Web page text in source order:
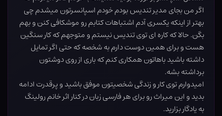
اگر من بجای مدیر تندیس بودم خودم اسپانسرتون میشدم چی
بهتر از اینکه یکسری آدم اشتباهات کتابم رو موشکافی کنن و بهم
بگن. حالا که کاره ای توی تندیس نیستم و متوجهم که کار سنگین
هست و برای همین دوست دارم به شخصه که حتی اگر تمایل
داشته باشید باهاتون همکاری کنم که باری از روی دوشتون
برداشته بشه.
امیدوارم توی کار و زندگی شخصیتون موفق باشید و پرقدرت ادامه
بدید و این میراث رو برای هر فارسی زبان در کنار اثر خانم رولینگ
به یادگار بزارید.